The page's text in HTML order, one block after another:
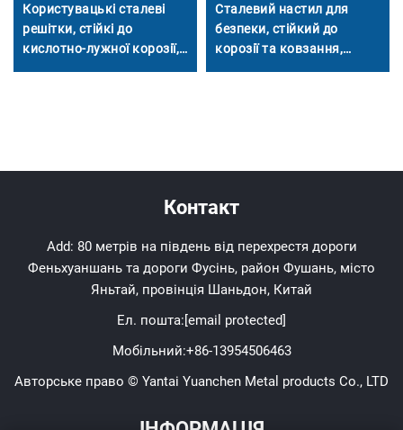
Користувацькі сталеві
решітки, стійкі до
кислотно-лужної корозії,
Сталевий настил для
безпеки, стійкий до
корозії та ковзання,
Контакт
Add: 80 метрів на південь від перехрестя дороги
Феньхуаншань та дороги Фусінь, район Фушань, місто
Яньтай, провінція Шаньдон, Китай
Ел. пошта:[email protected]
Мобільний:+86-13954506463
Авторське право © Yantai Yuanchen Metal products Co., LTD